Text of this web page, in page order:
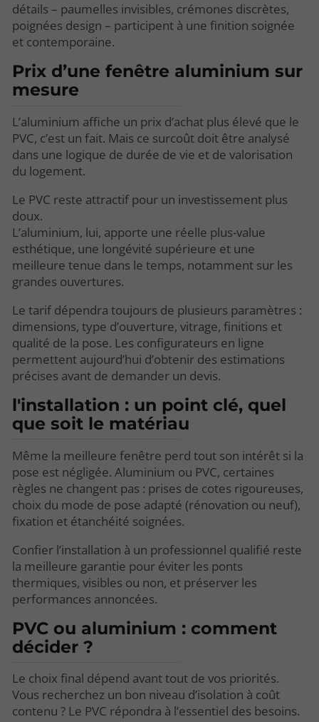
détails – paumelles invisibles, crémones discrètes,
poignées design – participent à une finition soignée
et contemporaine.
Prix d’une fenêtre aluminium sur
mesure
L’aluminium affiche un prix d’achat plus élevé que le
PVC, c’est un fait. Mais ce surcoût doit être analysé
dans une logique de durée de vie et de valorisation
du logement.
Le PVC reste attractif pour un investissement plus
doux.
L’aluminium, lui, apporte une réelle plus-value
esthétique, une longévité supérieure et une
meilleure tenue dans le temps, notamment sur les
grandes ouvertures.
Le tarif dépendra toujours de plusieurs paramètres :
dimensions, type d’ouverture, vitrage, finitions et
qualité de la pose. Les configurateurs en ligne
permettent aujourd’hui d’obtenir des estimations
précises avant de demander un devis.
l'installation : un point clé, quel
que soit le matériau
Même la meilleure fenêtre perd tout son intérêt si la
pose est négligée. Aluminium ou PVC, certaines
règles ne changent pas : prises de cotes rigoureuses,
choix du mode de pose adapté (rénovation ou neuf),
fixation et étanchéité soignées.
Confier l’installation à un professionnel qualifié reste
la meilleure garantie pour éviter les ponts
thermiques, visibles ou non, et préserver les
performances annoncées.
PVC ou aluminium : comment
décider ?
Le choix final dépend avant tout de vos priorités.
Vous recherchez un bon niveau d’isolation à coût
contenu ? Le PVC répondra à l’essentiel des besoins.